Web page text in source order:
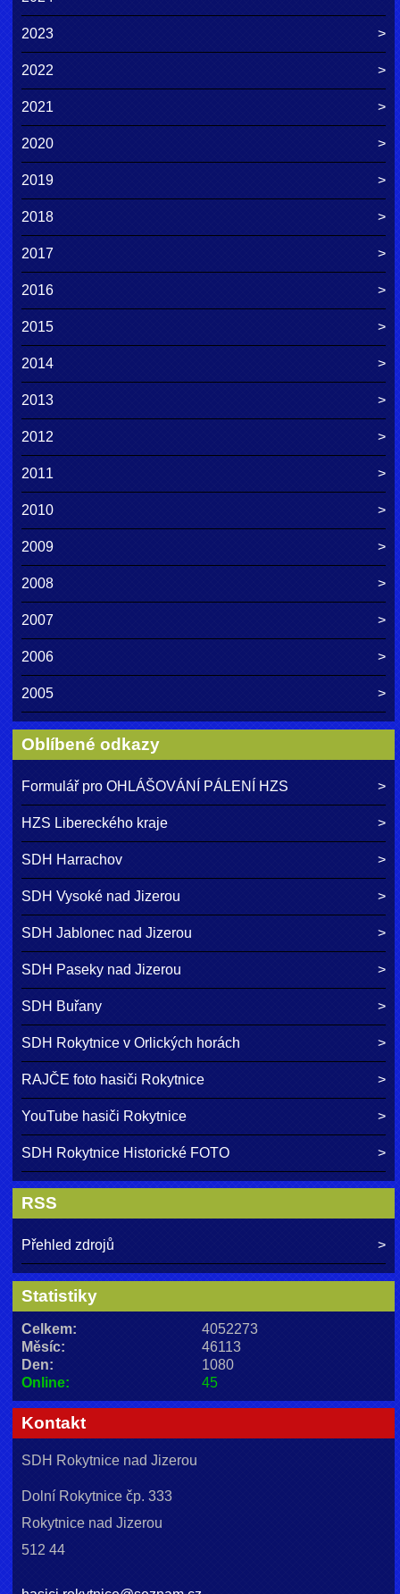
2023
2022
2021
2020
2019
2018
2017
2016
2015
2014
2013
2012
2011
2010
2009
2008
2007
2006
2005
Oblíbené odkazy
Formulář pro OHLÁŠOVÁNÍ PÁLENÍ HZS
HZS Libereckého kraje
SDH Harrachov
SDH Vysoké nad Jizerou
SDH Jablonec nad Jizerou
SDH Paseky nad Jizerou
SDH Buřany
SDH Rokytnice v Orlických horách
RAJČE foto hasiči Rokytnice
YouTube hasiči Rokytnice
SDH Rokytnice Historické FOTO
RSS
Přehled zdrojů
Statistiky
Online: 45
Celkem:
4052273
Měsíc:
46113
Den:
1080
Kontakt
SDH Rokytnice nad Jizerou
Dolní Rokytnice čp. 333
Rokytnice nad Jizerou
512 44